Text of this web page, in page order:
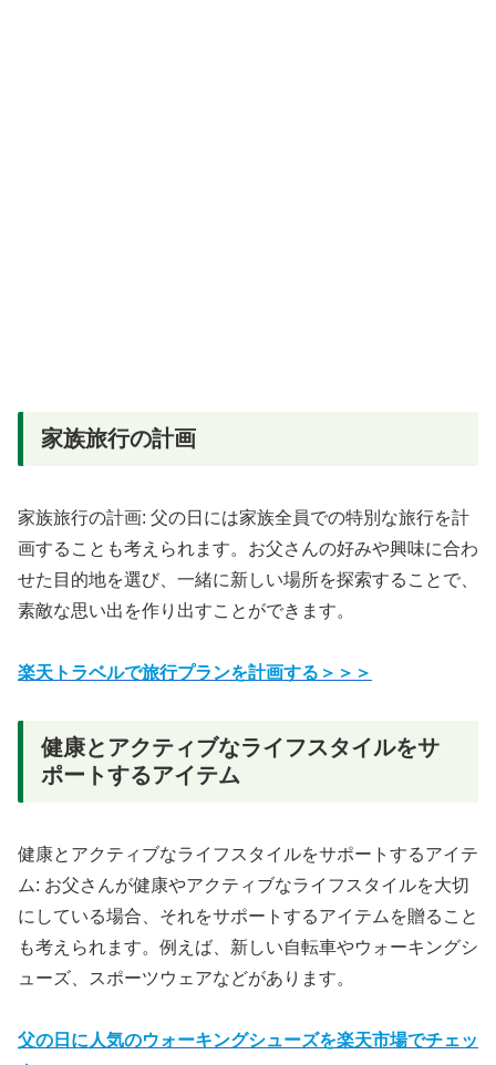
家族旅行の計画
家族旅行の計画: 父の日には家族全員での特別な旅行を計
画することも考えられます。お父さんの好みや興味に合わ
せた目的地を選び、一緒に新しい場所を探索することで、
素敵な思い出を作り出すことができます。
楽天トラベルで旅行プランを計画する＞＞＞
健康とアクティブなライフスタイルをサ
ポートするアイテム
健康とアクティブなライフスタイルをサポートするアイテ
ム: お父さんが健康やアクティブなライフスタイルを大切
にしている場合、それをサポートするアイテムを贈ること
も考えられます。例えば、新しい自転車やウォーキングシ
ューズ、スポーツウェアなどがあります。
父の日に人気のウォーキングシューズを楽天市場でチェッ